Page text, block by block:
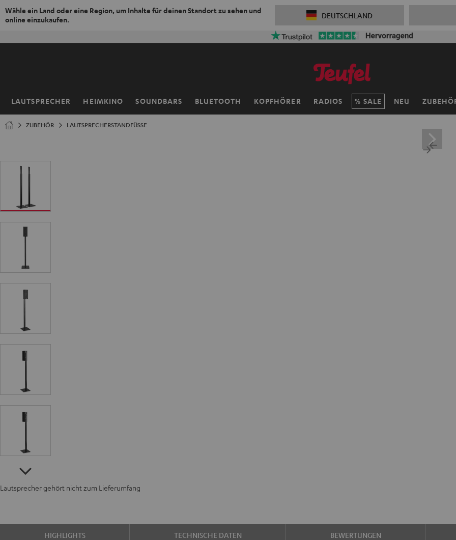
Wähle ein Land oder eine Region, um Inhalte für deinen Standort zu sehen und
online einzukaufen.
DEUTSCHLAND
LAUTSPRECHER HEIMKINO SOUNDBARS BLUETOOTH KOPFHÖRER RADIOS SALE NEU
Startseite
ZUBEHÖR LAUTSPRECHERSTANDFÜSSE
Lautsprecher gehört nicht zum Lieferumfang
HIGHLIGHTS TECHNISCHE DATEN BEWERTUNGEN